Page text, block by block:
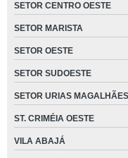
SETOR CENTRO OESTE
SETOR MARISTA
SETOR OESTE
SETOR SUDOESTE
SETOR URIAS MAGALHÃES
ST. CRIMÉIA OESTE
VILA ABAJÁ